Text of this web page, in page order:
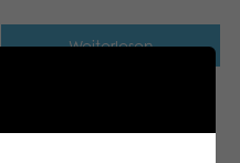
Weiterlesen
Summer